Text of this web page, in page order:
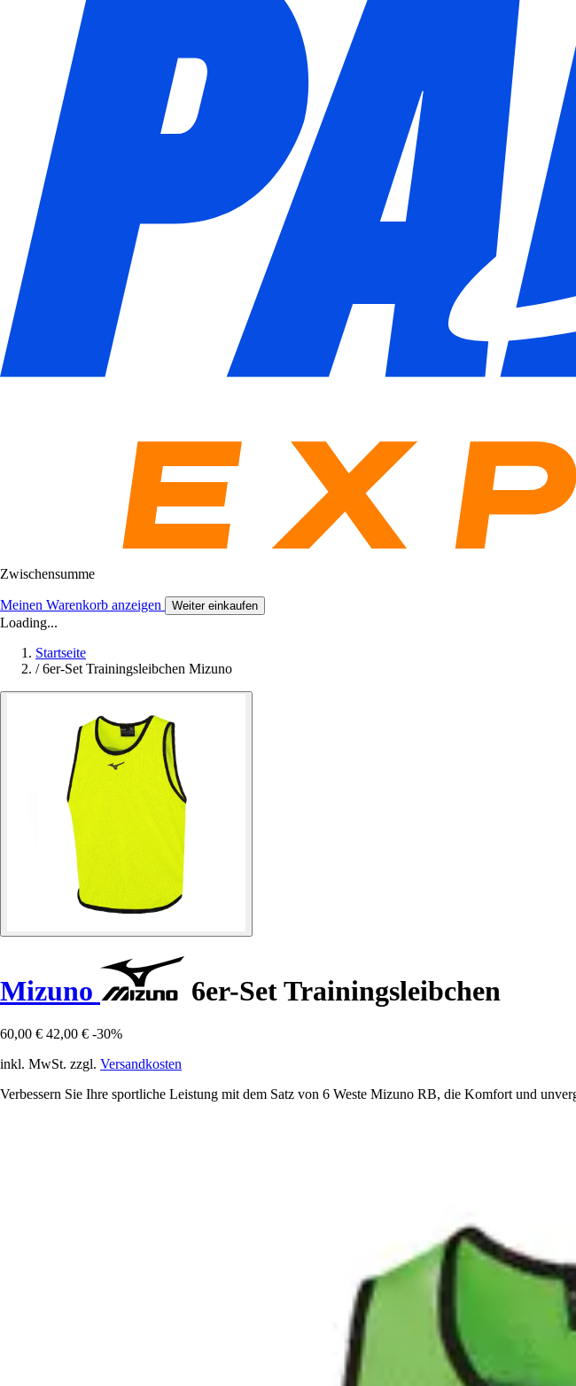
Zwischensumme
Meinen Warenkorb anzeigen Weiter einkaufen
Loading...
Startseite
/ 6er-Set Trainingsleibchen Mizuno
Mizuno 6er-Set Trainingsleibchen
60,00 € 42,00 € -30%
inkl. MwSt. zzgl. Versandkosten
Verbessern Sie Ihre sportliche Leistung mit dem Satz von 6 Weste Mizuno RB, die Komfort und